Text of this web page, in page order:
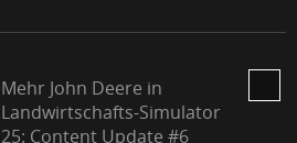
Mehr John Deere in
Landwirtschafts-Simulator
25: Content Update #6